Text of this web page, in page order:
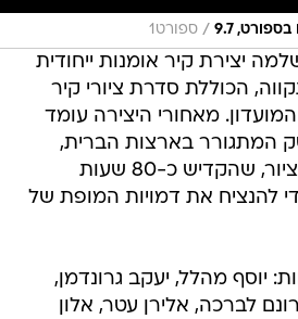
9.7
/ ספורט1
יצירת קיר אומנות ייחודית
הכוללת סדרת ציורי קיר
מאחורי היצירה עומד
המתגורר בארצות הברית,
אוהד המועדון ואמן ציור, שהקדיש כ-80 שעות
להנציח את דמויות המופת של
יוסף מהלל, יעקב גרונדמן,
לברכה, אלירן עטר, אלון